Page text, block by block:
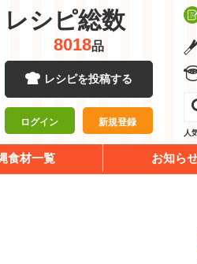
レシピ総数
8018品
レシピを投稿する
ログイン 新規登録
人
食材一覧 お知ら